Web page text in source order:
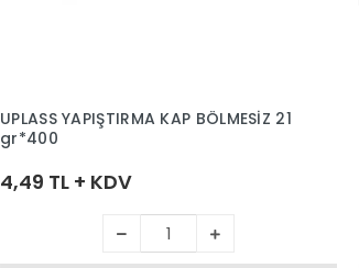
UPLASS YAPIŞTIRMA KAP BÖLMESİZ 21
gr*400
4,49 TL + KDV